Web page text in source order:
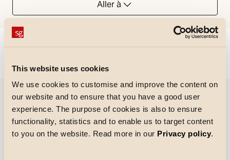
This website uses cookies
We use cookies to customise and improve the content on
our website and to ensure that you have a good user
experience. The purpose of cookies is also to ensure
functionality, statistics and to enable us to target content
to you on the website. Read more in our Privacy policy.
Aller à
Références